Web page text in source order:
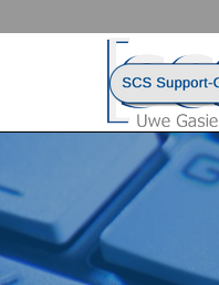
Home
Menü überspringen